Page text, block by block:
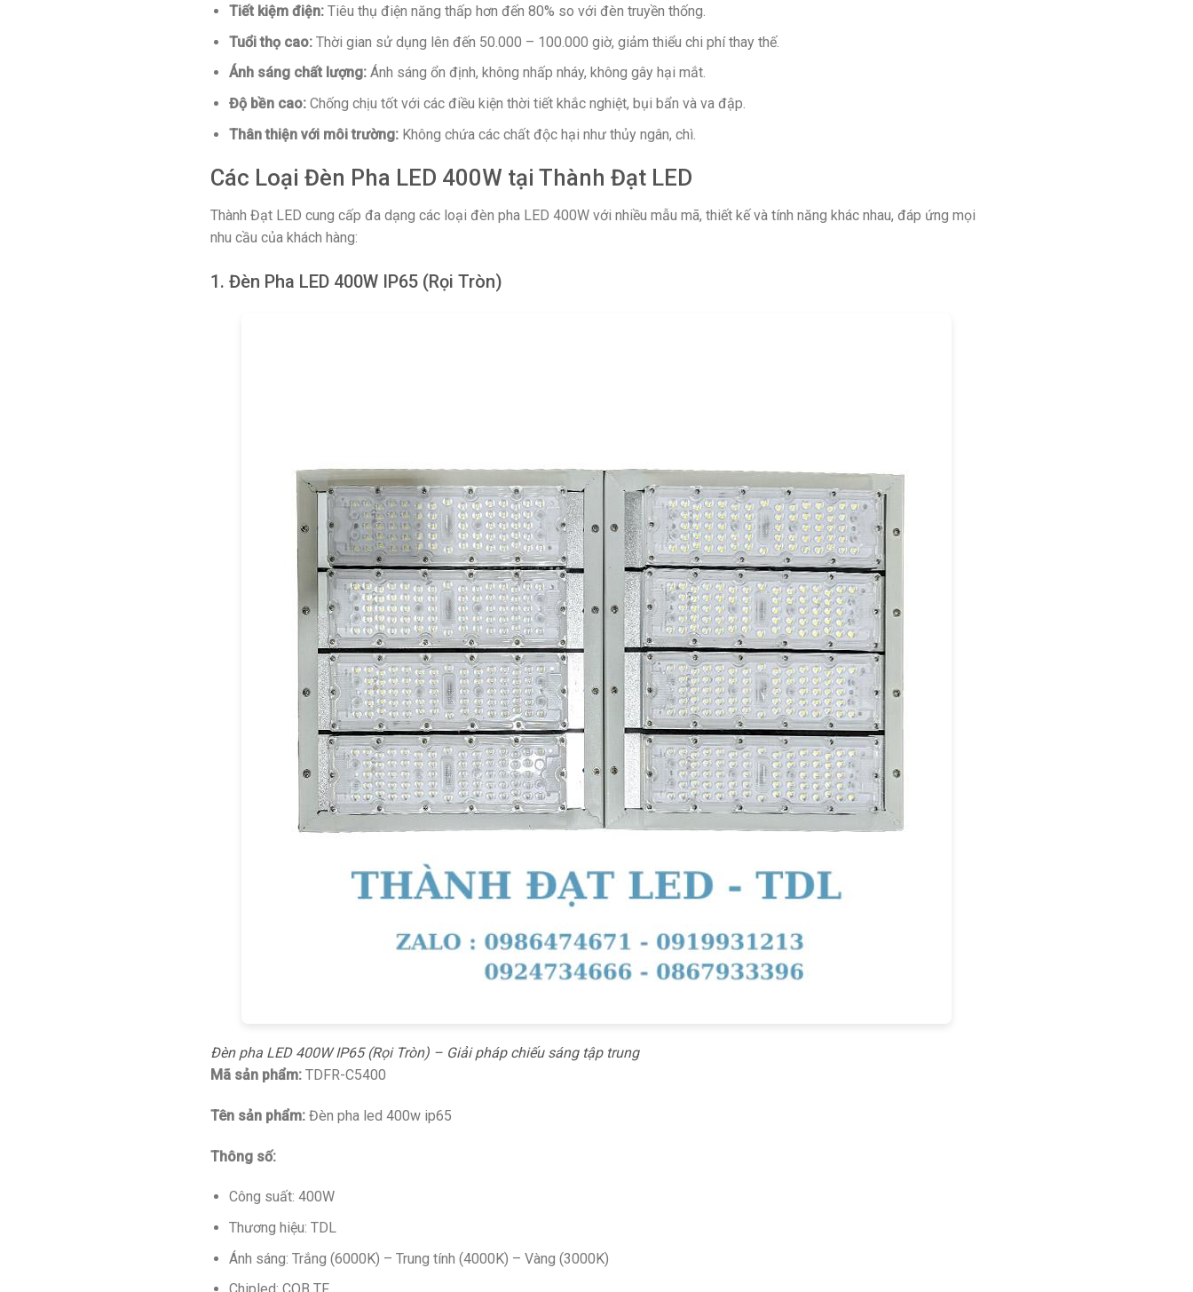
Tiết kiệm điện:Tiêu thụ điện năng thấp hơn đến 80% so với đèn truyền thống.
Tuổi thọ cao:Thời gian sử dụng lên đến 50.000 – 100.000 giờ, giảm thiểu chi phí thay thế.
Ánh sáng chất lượng:Ánh sáng ổn định, không nhấp nháy, không gây hại mắt.
Độ bền cao:Chống chịu tốt với các điều kiện thời tiết khắc nghiệt, bụi bẩn và va đập.
Thân thiện với môi trường:Không chứa các chất độc hại như thủy ngân, chì.
Các Loại Đèn Pha LED 400W tại Thành Đạt LED
Thành Đạt LED cung cấp đa dạng các loại đèn pha LED 400W với nhiều mẫu mã, thiết kế và tính năng khác nhau, đáp ứng mọi
nhu cầu của khách hàng:
1. Đèn Pha LED 400W IP65 (Rọi Tròn)
Đèn pha LED 400W IP65 (Rọi Tròn) – Giải pháp chiếu sáng tập trung
Mã sản phẩm: TDFR-C5400
Tên sản phẩm: Đèn pha led 400w ip65
Thông số:
Công suất: 400W
Thương hiệu: TDL
Ánh sáng: Trắng (6000K) – Trung tính (4000K) – Vàng (3000K)